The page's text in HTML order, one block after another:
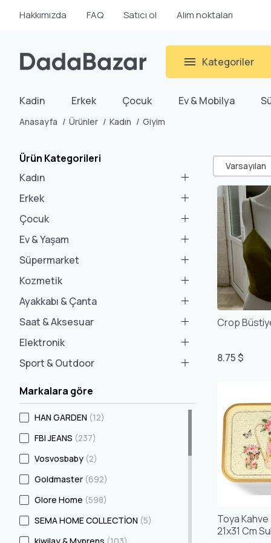
Hakkımızda FAQ Satıcı ol Alım noktaları
Kategoriler
Kadin Erkek Çocuk Ev & Mobilya
Anasayfa Ürünler Kadın Giyim
Ürün Kategorileri
Kadın
Erkek
Çocuk
Ev & Yaşam
Süpermarket
Kozmetik
Ayakkabı & Çanta
Saat & Aksesuar
Elektronik
Sport & Outdoor
Markalara göre
HAN GARDEN (12)
FBI JEANS (237)
Vosvosbaby (2)
Goldmaster (692)
Glore Home (598)
SEMA HOME COLLECTİON (5)
Varsayılan
8.75 $
Toya
21x31 Cm